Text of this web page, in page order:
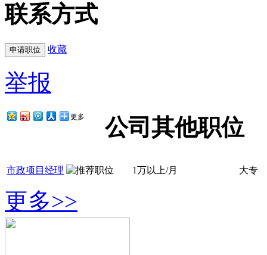
联系方式
收藏
举报
更多 公司其他职位
市政项目经理 1万以上/月 大专
更多>>